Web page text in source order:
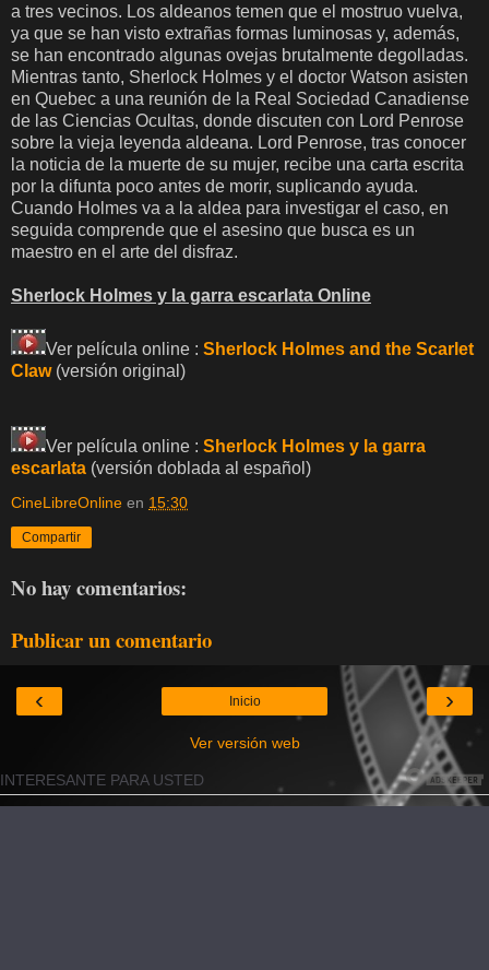
a tres vecinos. Los aldeanos temen que el mostruo vuelva,
ya que se han visto extrañas formas luminosas y, además,
se han encontrado algunas ovejas brutalmente degolladas.
Mientras tanto, Sherlock Holmes y el doctor Watson asisten
en Quebec a una reunión de la Real Sociedad Canadiense
de las Ciencias Ocultas, donde discuten con Lord Penrose
sobre la vieja leyenda aldeana. Lord Penrose, tras conocer
la noticia de la muerte de su mujer, recibe una carta escrita
por la difunta poco antes de morir, suplicando ayuda.
Cuando Holmes va a la aldea para investigar el caso, en
seguida comprende que el asesino que busca es un
maestro en el arte del disfraz.
Sherlock Holmes y la garra escarlata Online
Ver película online : Sherlock Holmes and the Scarlet
Claw(versión original)
Ver película online : Sherlock Holmes y la garra
escarlata (versión doblada al español)
CineLibreOnline en 15:30
Compartir
No hay comentarios:
Publicar un comentario
‹ ›
Inicio
Ver versión web